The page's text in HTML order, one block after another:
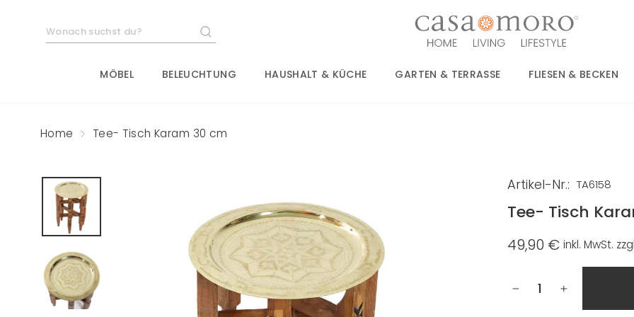
SUCHE
MÖBEL BELEUCHTUNG HAUSHALT & KÜCHE GARTEN & TERRASSE FLIESEN & BECKEN
Home Tee- Tisch Karam 30 cm
Artikel-Nr.: TA6158
Tee- Tisch
Normaler
49,90 € inkl. MwSt.
+